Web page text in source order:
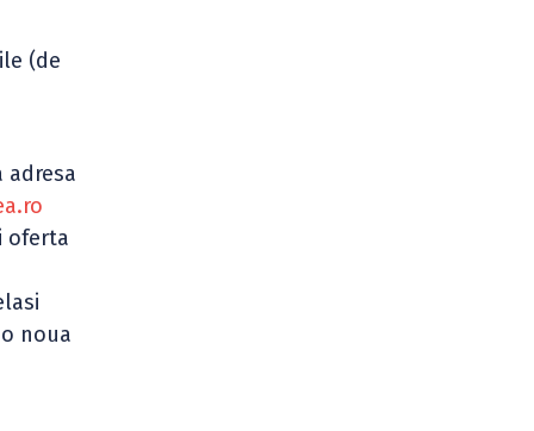
(de
adresa
oferta
noua